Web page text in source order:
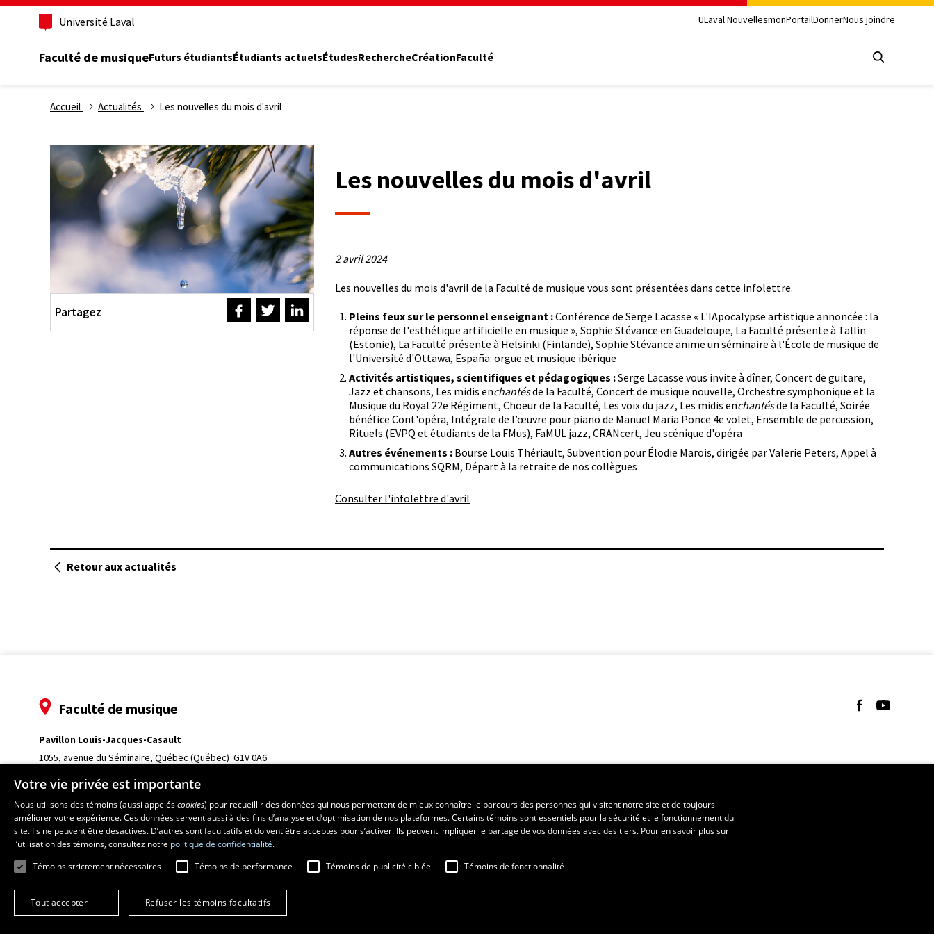
Aller
principal
Université Laval ULaval NouvellesmonPortailDonnerNous joindre
Faculté de musiqueFuturs étudiantsÉtudiants actuelsÉtudesRechercheCréationFaculté
Fil
Accueil Actualités Les nouvelles du mois d'avril
Partagez
Les nouvelles du mois d'avril
2 avril 2024
Description
Les nouvelles du mois d'avril de la Faculté de musique vous sont présentées dans cette infolettre.
Pleins feux sur le personnel enseignant :Conférence de Serge Lacasse « L'IApocalypse artistique annoncée : la
réponse de l'esthétique artificielle en musique », Sophie Stévance en Guadeloupe, La Faculté présente à Tallin
(Estonie), La Faculté présente à Helsinki (Finlande), Sophie Stévance anime un séminaire à l'École de musique de
l'Université d'Ottawa, España: orgue et musique ibérique
Activités artistiques, scientifiques et pédagogiques :Serge Lacasse vous invite à dîner, Concert de guitare,
Jazz et chansons, Les midis enchantésde la Faculté, Concert de musique nouvelle, Orchestre symphonique et la
Musique du Royal 22e Régiment, Choeur de la Faculté, Les voix du jazz, Les midis enchantésde la Faculté, Soirée
bénéfice Cont'opéra, Intégrale de l’œuvre pour piano de Manuel Maria Ponce 4e volet, Ensemble de percussion,
Rituels (EVPQ et étudiants de la FMus), FaMUL jazz, CRANcert,Jeu scénique d'opéra
Autres événements : Bourse Louis Thériault,Subvention pour Élodie Marois, dirigée par Valerie Peters, Appel à
communications SQRM, Départ à la retraite de nos collègues
Consulter l'infolettre d'avril
Retour aux actualités
Faculté de musique
Pavillon Louis-Jacques-Casault
1055, avenue du Séminaire, Québec (Québec)  G1V 0A6
Suivez-nous sur
Suivez-nous
Votre vie privée est importante
Nous utilisons des témoins (aussi appeléscookies) pour recueillir des données qui nous permettent de mieux connaître le parcours des personnes qui visitent notre site et de toujours
améliorer votre expérience. Ces données servent aussi à des fins d’analyse et d’optimisation de nos plateformes. Certains témoins sont essentiels pour la sécurité et le fonctionnement du
site. Ils ne peuvent être désactivés. D’autres sont facultatifs et doivent être acceptés pour s’activer. Ils peuvent impliquer le partage de vos données avec des tiers. Pour en savoir plus sur
l’utilisation des témoins, consultez notre politique de confidentialité.
Témoins strictement nécessaires
Témoins de performance Témoins de publicité ciblée Témoins de fonctionnalité
Tout accepter Refuser les témoins facultatifs